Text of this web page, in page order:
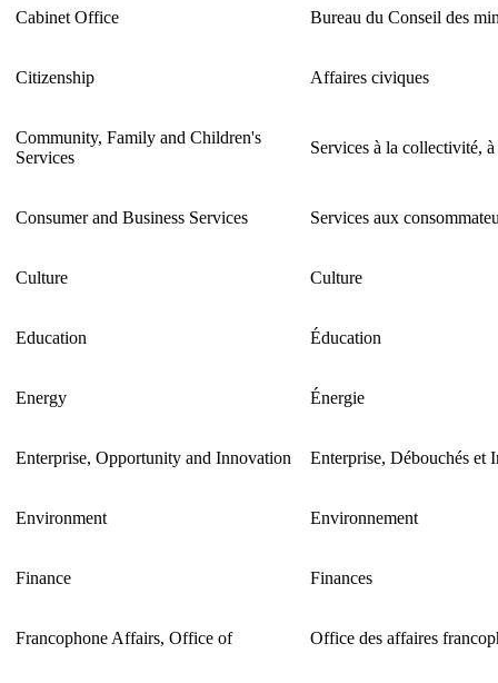
Cabinet Office Bureau du Conseil des
Citizenship Affaires civiques
Community, Family and Children's
Services
Services à la collectivité,
Consumer and Business Services Services aux
Culture Culture
Education Éducation
Energy Énergie
Enterprise, Opportunity and Innovation Enterprise, Débouchés et
Environment Environnement
Finance Finances
Francophone Affairs, Office of Office des affaires